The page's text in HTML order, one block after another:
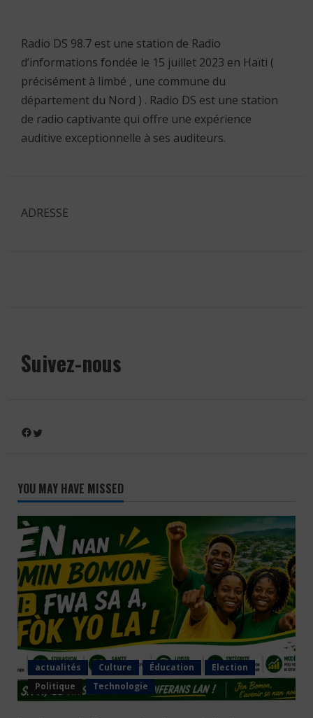
Radio DS 98.7 est une station de Radio
d’informations fondée le 15 juillet 2023 en Haïti (
précisément à limbé , une commune du
département du Nord ) . Radio DS est une station
de radio captivante qui offre une expérience
auditive exceptionnelle à ses auditeurs.
ADRESSE
Suivez-nous
Facebook
Twitter
YOU MAY HAVE MISSED
actualités Culture Éducation
Election
Politique
Technologie